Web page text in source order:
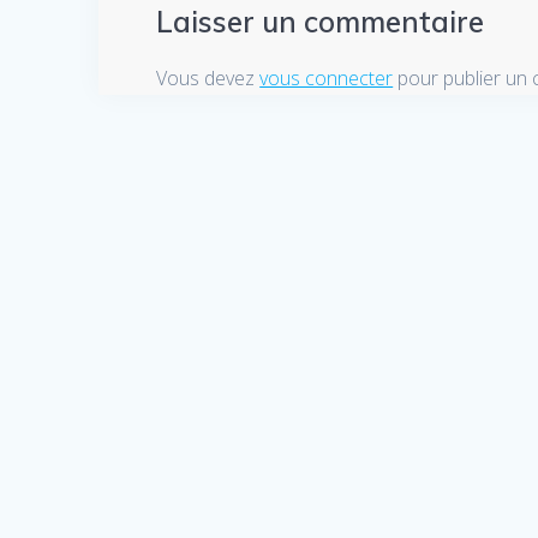
Laisser un commentaire
Vous devezvous connecter pour publier un